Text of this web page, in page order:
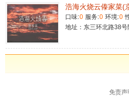
浩海火烧云傣家菜(
口味:0 服务:0 环境:0
地址：东三环北路38
免责声